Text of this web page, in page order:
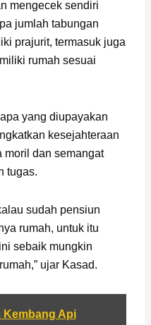
mengecek sendiri
jumlah tabungan
prajurit, termasuk juga
rumah sesuai
yang diupayakan
kesejahteraan
moril dan semangat
tugas.
sudah pensiun
rumah, untuk itu
sebaik mungkin
ujar Kasad.
Kembang Api